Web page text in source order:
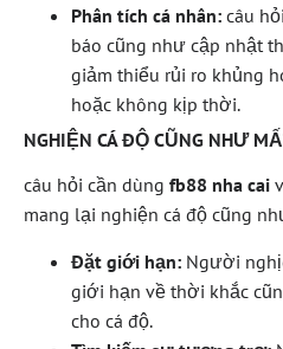
Phân tích cá nhân: câu
báo cũng như cập nhật
giảm thiểu rủi ro khủng
hoặc không kịp thời.
NGHIỆN CÁ ĐỘ CŨNG NHƯ
câu hỏi cần dùng fb88 nha cai
mang lại nghiện cá độ cũng
Đặt giới hạn: Người
giới hạn về thời khắc
cho cá độ.